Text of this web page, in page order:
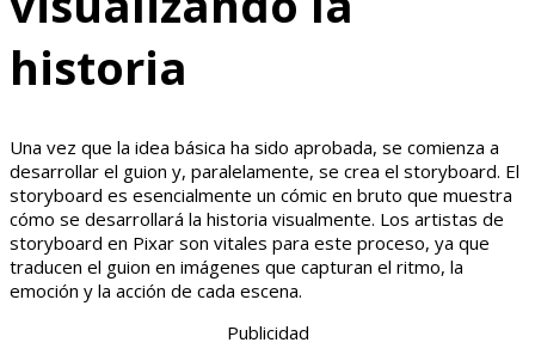
historia
Una vez que la idea básica ha sido aprobada, se comienza a
desarrollar el guion y, paralelamente, se crea el storyboard. El
storyboard es esencialmente un cómic en bruto que muestra
cómo se desarrollará la historia visualmente. Los artistas de
storyboard en Pixar son vitales para este proceso, ya que
traducen el guion en imágenes que capturan el ritmo, la
emoción y la acción de cada escena.
Publicidad